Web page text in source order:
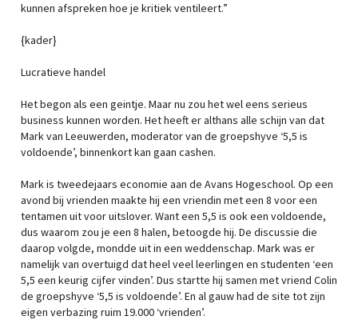
kunnen afspreken hoe je kritiek ventileert.”
{kader}
Lucratieve handel
Het begon als een geintje. Maar nu zou het wel eens serieus
business kunnen worden. Het heeft er althans alle schijn van dat
Mark van Leeuwerden, moderator van de groepshyve ‘5,5 is
voldoende’, binnenkort kan gaan cashen.
Mark is tweedejaars economie aan de Avans Hogeschool. Op een
avond bij vrienden maakte hij een vriendin met een 8 voor een
tentamen uit voor uitslover. Want een 5,5 is ook een voldoende,
dus waarom zou je een 8 halen, betoogde hij. De discussie die
daarop volgde, mondde uit in een weddenschap. Mark was er
namelijk van overtuigd dat heel veel leerlingen en studenten ‘een
5,5 een keurig cijfer vinden’. Dus startte hij samen met vriend Colin
de groepshyve ‘5,5 is voldoende’. En al gauw had de site tot zijn
eigen verbazing ruim 19.000 ‘vrienden’.